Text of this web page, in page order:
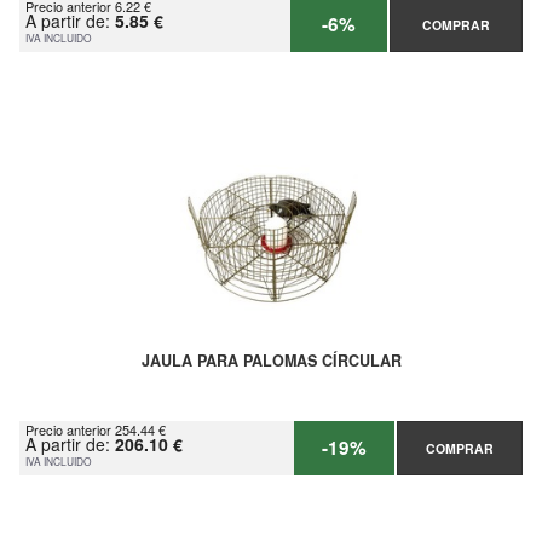
Precio anterior 6.22 €
A partir de: 5.85 €
IVA INCLUIDO -6% COMPRAR
JAULA PARA PALOMAS CÍRCULAR
Precio anterior 254.44 €
A partir de: 206.10 €
IVA INCLUIDO -19% COMPRAR